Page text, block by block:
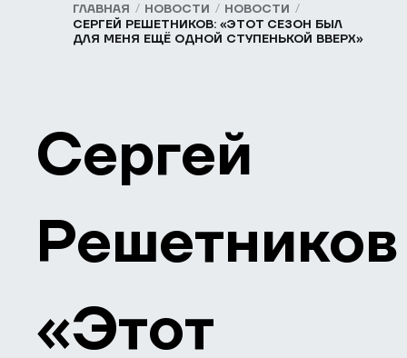
ГЛАВНАЯ НОВОСТИ
НОВОСТИ
СЕРГЕЙ РЕШЕТНИКОВ: «ЭТОТ СЕЗОН БЫЛ
ДЛЯ МЕНЯ ЕЩЁ ОДНОЙ СТУПЕНЬКОЙ ВВЕРХ»
Сергей
«Этот